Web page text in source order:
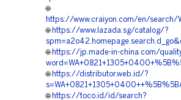
🌐
https://www.craiyon.com/en/search/
🌐 https://www.lazada.sg/catalog/?
🌐 https://jp.made-in-china.com/
🌐 https://distributor.web.id/?
🌐 https://toco.id/id/search?